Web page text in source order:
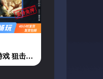
索尼PS5游戏 狙击精英5 中文